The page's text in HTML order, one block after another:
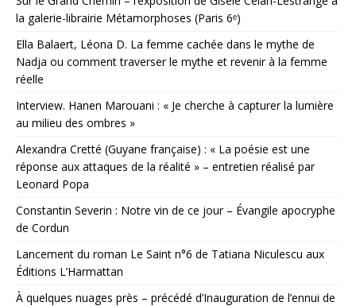
la galerie-librairie Métamorphoses (Paris 6ᵉ)
Ella Balaert, Léona D. La femme cachée dans le mythe de
Nadja ou comment traverser le mythe et revenir à la femme
réelle
Interview. Hanen Marouani : « Je cherche à capturer la lumière
au milieu des ombres »
Alexandra Cretté (Guyane française) : « La poésie est une
réponse aux attaques de la réalité » – entretien réalisé par
Leonard Popa
Constantin Severin : Notre vin de ce jour – Évangile apocryphe
de Cordun
Lancement du roman Le Saint n°6 de Tatiana Niculescu aux
Éditions L’Harmattan
À quelques nuages près – précédé d’Inauguration de l’ennui de